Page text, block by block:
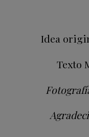
Idea
Texto